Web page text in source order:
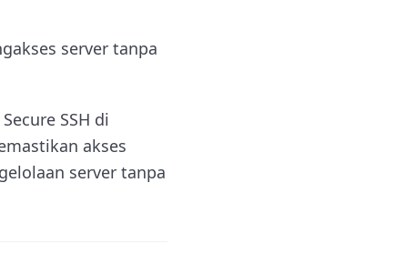
server tanpa
SSH di
akses
server tanpa